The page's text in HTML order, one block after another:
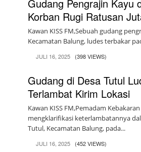
Gudang Pengrajin Kayu
Korban Rugi Ratusan
Kawan KISS FM,Sebuah gudang
Kecamatan Balung, ludes terbakar
JULI 16, 2025 (398 VIEWS)
Gudang di Desa Tutul
Terlambat Kirim Lokasi
Kawan KISS FM,Pemadam
mengklarifikasi keterlambatannya
Tutul, Kecamatan Balung, pada...
JULI 16, 2025 (452 VIEWS)